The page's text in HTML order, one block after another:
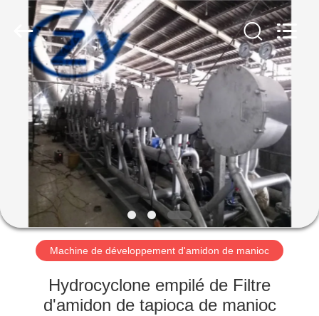
MAISON
PRODUITS
SUJET
DES
USA
VISITE
D'USINE
Engineering
Machinery
Reserved.
Machine de développement d'amidon de manioc
Hydrocyclone empilé de Filtre
d'amidon de tapioca de manioc